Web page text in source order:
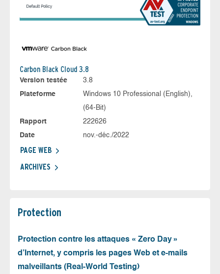
Carbon Black Cloud 3.8
Version testée
3.8
Plateforme
Windows 10 Professional (English),
(64-Bit)
Rapport
222626
Date
nov.-déc./2022
PAGE WEB
ARCHIVES
Protection
Protection contre les attaques « Zero Day »
d’Internet, y compris les pages Web et e-mails
malveillants (Real-World Testing)